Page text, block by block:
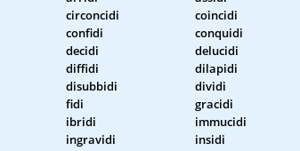
circoncidi coincidi
confidi conquidi
decidi delucidi
diffidi dilapidi
disubbidi dividi
fidi gracidi
ibridi immucidi
ingravidi insidi